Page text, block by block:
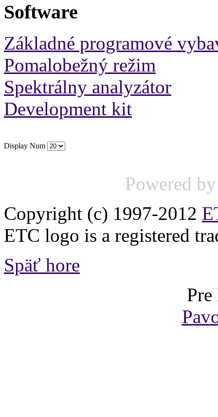
Software
Základné programové
Pomalobežný režim
Spektrálny analyzátor
Development kit
Display Num
Powered
Copyright (c) 1997-2012
ETC logo is a registered
Späť hore